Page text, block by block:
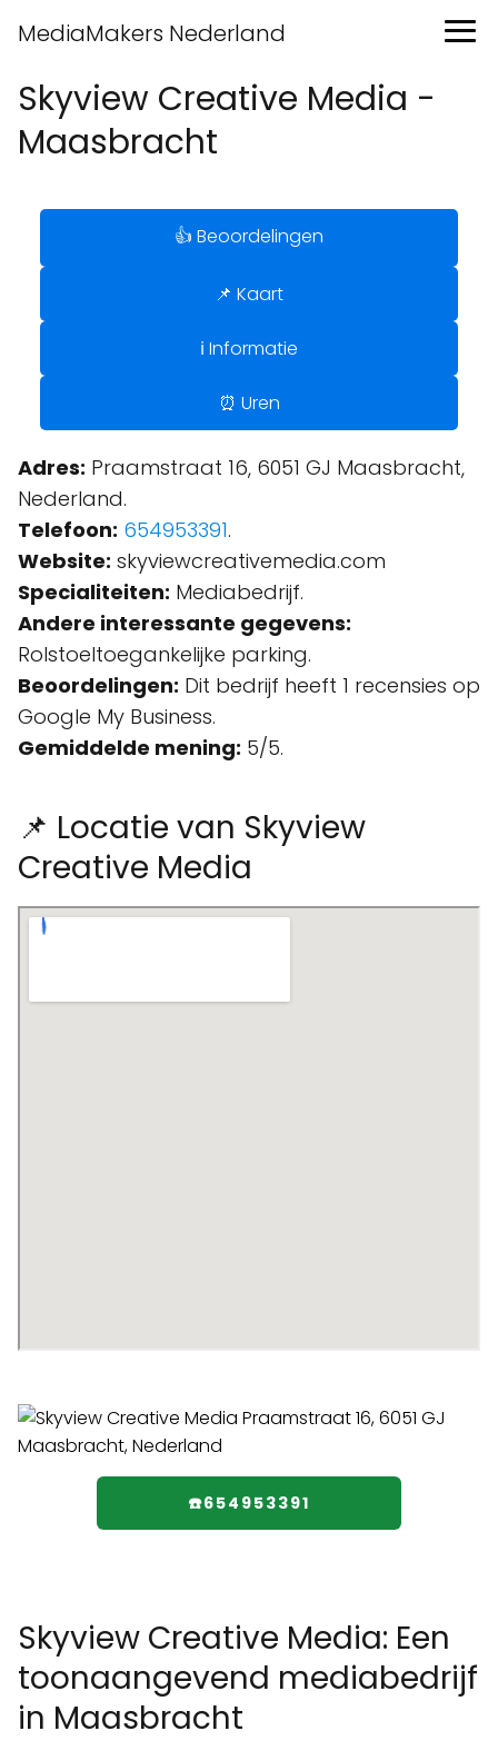
MediaMakers Nederland
Skyview Creative Media -
Maasbracht
👍 Beoordelingen
📌 Kaart
ℹ️ Informatie
⏰ Uren
Adres: Praamstraat 16, 6051 GJ Maasbracht,
Nederland.
Telefoon: 654953391.
Website: skyviewcreativemedia.com
Specialiteiten: Mediabedrijf.
Andere interessante gegevens:
Rolstoeltoegankelijke parking.
Beoordelingen: Dit bedrijf heeft 1 recensies op
Google My Business.
Gemiddelde mening: 5/5.
📌 Locatie van Skyview
Creative Media
☎️654953391
Skyview Creative Media: Een
toonaangevend mediabedrijf
in Maasbracht